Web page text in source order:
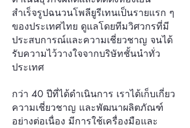
สำเร็จรูปฉนวนโพลียูรีเทนเป็นรายแรก ๆ
ของประเทศไทย ดูแลโดยทีมวิศวกรที่มี
ประสบการณ์และความเชี่ยวชาญ จนได้
รับความไว้วางใจจากบริษัทชั้นนำทั่ว
ประเทศ
กว่า 40 ปีที่ได้ดำเนินการ เราได้เก็บเกี่ยว
ความเชี่ยวชาญ และพัฒนาผลิตภัณฑ์
อย่างต่อเนื่อง มีการใช้เครื่องมือและ